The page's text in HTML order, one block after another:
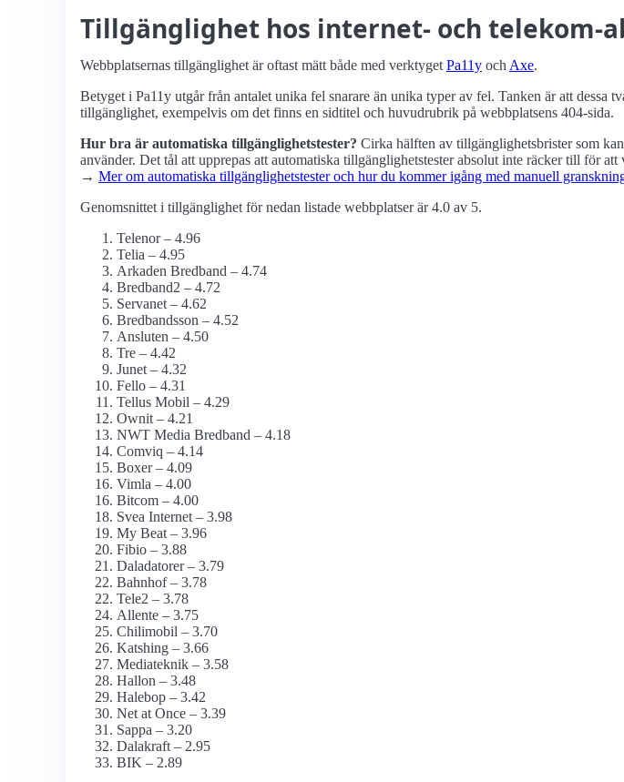
Tillgänglighet hos internet- och telekom-
Webbplatsernas tillgänglighet är oftast mätt både med verktyget Pa11y och Axe.
Betyget i Pa11y utgår från antalet unika fel snarare än unika typer av fel. Tanken är att dessa
tillgänglighet, exempelvis om det finns en sidtitel och huvudrubrik på webbplatsens 404-sida.
Hur bra är automatiska tillgänglighets­tester? Cirka hälften av tillgänglighets­brister som
använder. Det tål att upprepas att automatiska tillgänglighets­tester absolut inte räcker till för
→ Mer om automatiska tillgänglighets­tester och hur du kommer igång med manuell
Genomsnittet i tillgänglighet för nedan listade webbplatser är 4.0 av 5.
Telenor – 4.96
Telia – 4.95
Arkaden Bredband – 4.74
Bredband2 – 4.72
Servanet – 4.62
Bredbandsson – 4.52
Ansluten – 4.50
Tre – 4.42
Junet – 4.32
Fello – 4.31
Tellus Mobil – 4.29
Ownit – 4.21
NWT Media Bredband – 4.18
Comviq – 4.14
Boxer – 4.09
Vimla – 4.00
Bitcom – 4.00
Svea Internet – 3.98
My Beat – 3.96
Fibio – 3.88
Daladatorer – 3.79
Bahnhof – 3.78
Tele2 – 3.78
Allente – 3.75
Chilimobil – 3.70
Katshing – 3.66
Mediateknik – 3.58
Hallon – 3.48
Halebop – 3.42
Net at Once – 3.39
Sappa – 3.20
Dalakraft – 2.95
BIK – 2.89